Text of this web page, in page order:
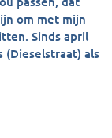
om met mijn
Sinds april
(Dieselstraat) als